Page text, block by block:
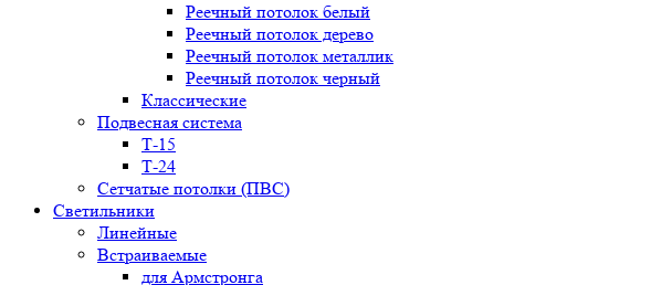
Реечный потолок белый
Реечный потолок дерево
Реечный потолок металлик
Реечный потолок черный
Классические
Подвесная система
Т-15
Т-24
Сетчатые потолки (ПВС)
Светильники
Линейные
Встраиваемые
для Армстронга